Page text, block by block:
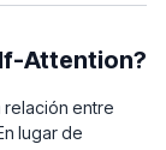
Attention?
entre
lugar de